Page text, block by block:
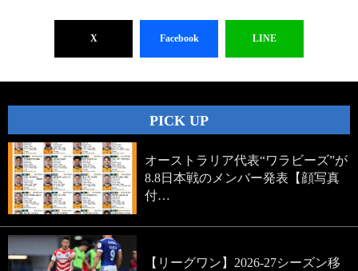
X Facebook LINE
PICK UP
オーストラリア代表“ワラビーズ”が
8.8日本戦のメンバー発表【顔写真
付…
【リーグワン】2026-27シーズン移